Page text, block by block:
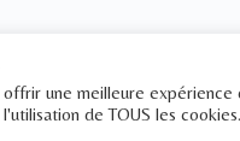
une meilleure
de TOUS les